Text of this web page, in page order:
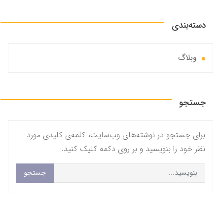
دسته‌بندی
وبلاگ
جستجو
برای جستجو در نوشته‌های وب‌سایت، کلمه‌ی کلیدی مورد
نظر خود را بنویسید و بر روی دکمه کلیک کنید.
جستجو